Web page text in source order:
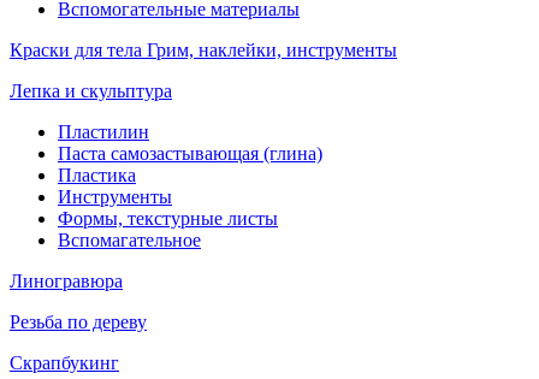
Вспомогательные материалы
Краски для тела Грим, наклейки, инструменты
Лепка и скульптура
Пластилин
Паста самозастывающая (глина)
Пластика
Инструменты
Формы, текстурные листы
Вспомагательное
Линогравюра
Резьба по дереву
Скрапбукинг